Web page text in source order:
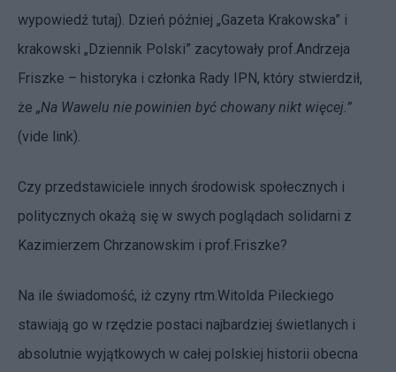
wypowiedź tutaj). Dzień później „Gazeta Krakowska” i
krakowski „Dziennik Polski” zacytowały prof.Andrzeja
Friszke – historyka i członka Rady IPN, który stwierdził,
że „Na Wawelu nie powinien być chowany nikt więcej.”
(vide link).
Czy przedstawiciele innych środowisk społecznych i
politycznych okażą się w swych poglądach solidarni z
Kazimierzem Chrzanowskim i prof.Friszke?
Na ile świadomość, iż czyny rtm.Witolda Pileckiego
stawiają go w rzędzie postaci najbardziej świetlanych i
absolutnie wyjątkowych w całej polskiej historii obecna